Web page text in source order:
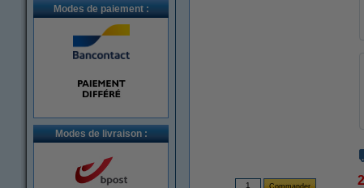
Modes de paiement :
Modes de livraison :